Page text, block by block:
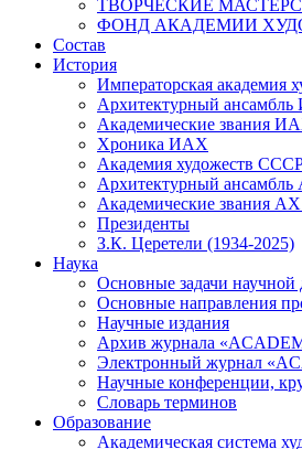
ТВОРЧЕСКИЕ
ФОНД АКАДЕМИИ
Состав
История
Императорская академия
Архитектурный
Академические звания
Хроника ИАХ
Академия художеств
Архитектурный
Академические звания
Президенты
З.К. Церетели (1934-2025)
Наука
Основные задачи научной
Основные направления
Научные издания
Архив журнала
Электронный журнал
Научные конференции,
Словарь терминов
Образование
Академическая система